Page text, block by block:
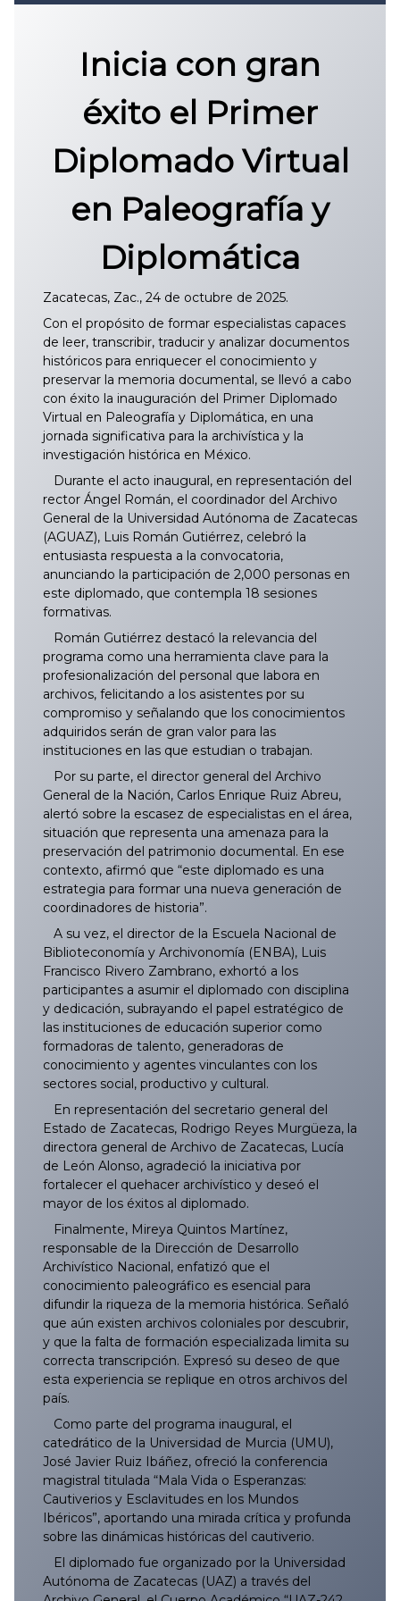
CONVOCATORIA DE INGRESO UAZ
Inicia con gran
éxito el Primer
Diplomado Virtual
en Paleografía y
Diplomática
Zacatecas, Zac., 24 de octubre de 2025.
Con el propósito de formar especialistas capaces
de leer, transcribir, traducir y analizar documentos
históricos para enriquecer el conocimiento y
preservar la memoria documental, se llevó a cabo
con éxito la inauguración del Primer Diplomado
Virtual en Paleografía y Diplomática, en una
jornada significativa para la archivística y la
investigación histórica en México.
Durante el acto inaugural, en representación del
rector Ángel Román, el coordinador del Archivo
General de la Universidad Autónoma de Zacatecas
(AGUAZ), Luis Román Gutiérrez, celebró la
entusiasta respuesta a la convocatoria,
anunciando la participación de 2,000 personas en
este diplomado, que contempla 18 sesiones
formativas.
Román Gutiérrez destacó la relevancia del
programa como una herramienta clave para la
profesionalización del personal que labora en
archivos, felicitando a los asistentes por su
compromiso y señalando que los conocimientos
adquiridos serán de gran valor para las
instituciones en las que estudian o trabajan.
Por su parte, el director general del Archivo
General de la Nación, Carlos Enrique Ruiz Abreu,
alertó sobre la escasez de especialistas en el área,
situación que representa una amenaza para la
preservación del patrimonio documental. En ese
contexto, afirmó que “este diplomado es una
estrategia para formar una nueva generación de
coordinadores de historia”.
A su vez, el director de la Escuela Nacional de
Biblioteconomía y Archivonomía (ENBA), Luis
Francisco Rivero Zambrano, exhortó a los
participantes a asumir el diplomado con disciplina
y dedicación, subrayando el papel estratégico de
las instituciones de educación superior como
formadoras de talento, generadoras de
conocimiento y agentes vinculantes con los
sectores social, productivo y cultural.
En representación del secretario general del
Estado de Zacatecas, Rodrigo Reyes Murgüeza, la
directora general de Archivo de Zacatecas, Lucía
de León Alonso, agradeció la iniciativa por
fortalecer el quehacer archivístico y deseó el
mayor de los éxitos al diplomado.
Finalmente, Mireya Quintos Martínez,
responsable de la Dirección de Desarrollo
Archivístico Nacional, enfatizó que el
conocimiento paleográfico es esencial para
difundir la riqueza de la memoria histórica. Señaló
que aún existen archivos coloniales por descubrir,
y que la falta de formación especializada limita su
correcta transcripción. Expresó su deseo de que
esta experiencia se replique en otros archivos del
país.
Como parte del programa inaugural, el
catedrático de la Universidad de Murcia (UMU),
José Javier Ruiz Ibáñez, ofreció la conferencia
magistral titulada “Mala Vida o Esperanzas:
Cautiverios y Esclavitudes en los Mundos
Ibéricos”, aportando una mirada crítica y profunda
sobre las dinámicas históricas del cautiverio.
El diplomado fue organizado por la Universidad
Autónoma de Zacatecas (UAZ) a través del